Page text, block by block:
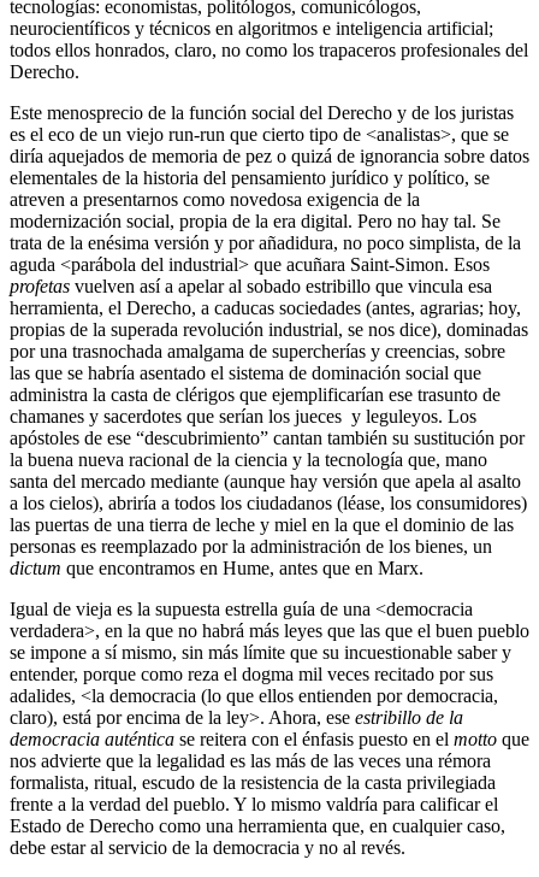
tecnologías: economistas, politólogos, comunicólogos,
neurocientíficos y técnicos en algoritmos e inteligencia artificial;
todos ellos honrados, claro, no como los trapaceros profesionales del
Derecho.
Este menosprecio de la función social del Derecho y de los juristas
es el eco de un viejo run-run que cierto tipo de <analistas>, que se
diría aquejados de memoria de pez o quizá de ignorancia sobre datos
elementales de la historia del pensamiento jurídico y político, se
atreven a presentarnos como novedosa exigencia de la
modernización social, propia de la era digital. Pero no hay tal. Se
trata de la enésima versión y por añadidura, no poco simplista, de la
aguda <parábola del industrial> que acuñara Saint-Simon. Esos
profetas vuelven así a apelar al sobado estribillo que vincula esa
herramienta, el Derecho, a caducas sociedades (antes, agrarias; hoy,
propias de la superada revolución industrial, se nos dice), dominadas
por una trasnochada amalgama de supercherías y creencias, sobre
las que se habría asentado el sistema de dominación social que
administra la casta de clérigos que ejemplificarían ese trasunto de
chamanes y sacerdotes que serían los jueces y leguleyos. Los
apóstoles de ese “descubrimiento” cantan también su sustitución por
la buena nueva racional de la ciencia y la tecnología que, mano
santa del mercado mediante (aunque hay versión que apela al asalto
a los cielos), abriría a todos los ciudadanos (léase, los consumidores)
las puertas de una tierra de leche y miel en la que el dominio de las
personas es reemplazado por la administración de los bienes, un
dictum que encontramos en Hume, antes que en Marx.
Igual de vieja es la supuesta estrella guía de una <democracia
verdadera>, en la que no habrá más leyes que las que el buen pueblo
se impone a sí mismo, sin más límite que su incuestionable saber y
entender, porque como reza el dogma mil veces recitado por sus
adalides, <la democracia (lo que ellos entienden por democracia,
claro), está por encima de la ley>. Ahora, ese estribillo de la
democracia auténtica se reitera con el énfasis puesto en el motto que
nos advierte que la legalidad es las más de las veces una rémora
formalista, ritual, escudo de la resistencia de la casta privilegiada
frente a la verdad del pueblo. Y lo mismo valdría para calificar el
Estado de Derecho como una herramienta que, en cualquier caso,
debe estar al servicio de la democracia y no al revés.